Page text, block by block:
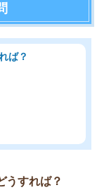
ば？
うすれば？